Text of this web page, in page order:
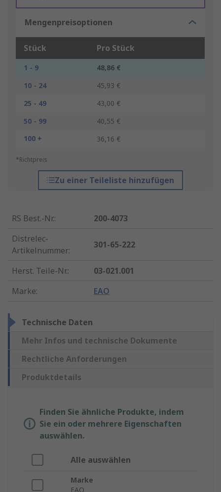
Mengenpreisoptionen
Stück Pro Stück
1 - 9
48,86 €
10 - 24
45,93 €
25 - 49
43,00 €
50 - 99
40,55 €
100 +
36,16 €
*Richtpreis
Zu einer Teileliste hinzufügen
RS Best.-Nr.:
200-4073
Distrelec-
Artikelnummer:
301-65-222
Herst. Teile-Nr.:
03-021.001
Marke: EAO
Technische Daten
Mehr Infos und technische Dokumente
Rechtliche Anforderungen
Produktdetails
Finden Sie ähnliche Produkte, indem
Sie ein oder mehrere Eigenschaften
auswählen.
Alle auswählen
Marke
EAO